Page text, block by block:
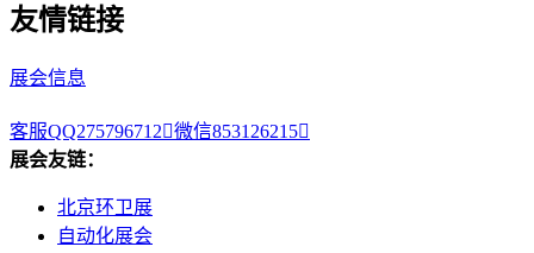
友情链接
展会信息
客服QQ275796712微信853126215
展会友链：
北京环卫展
自动化展会